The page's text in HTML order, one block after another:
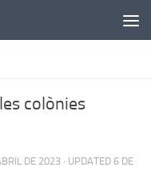
colònies
DE 2023 · UPDATED 6 DE